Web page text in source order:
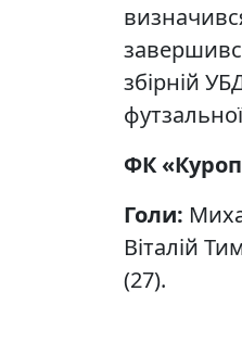
збірній
ФК
Голи:
Віталій
(27).